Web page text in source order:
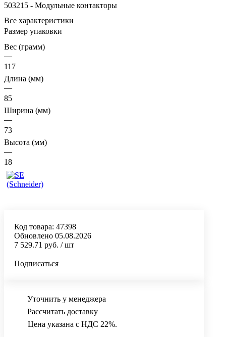
503215 - Модульные контакторы
Все характеристики
Размер упаковки
Вес (грамм)
—
117
Длина (мм)
—
85
Ширина (мм)
—
73
Высота (мм)
—
18
Код товара: 47398
Обновлено 05.08.2026
7 529.71 руб. / шт
Подписаться
Уточнить у менеджера
Рассчитать доставку
Цена указана с НДС 22%.